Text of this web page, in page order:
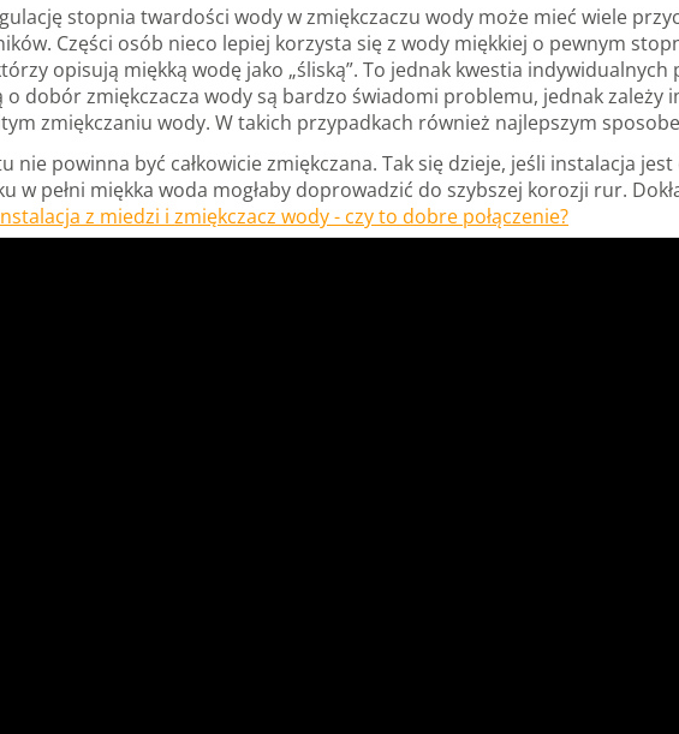
stopnia twardości wody w zmiękczaczu wody może mieć wiele
Części osób nieco lepiej korzysta się z wody miękkiej o pewnym
opisują miękką wodę jako „śliską”. To jednak kwestia indywidualnych
o dobór zmiękczacza wody są bardzo świadomi problemu, jednak
zmiękczaniu wody. W takich przypadkach również najlepszym
nie powinna być całkowicie zmiękczana. Tak się dzieje, jeśli instalacja
w pełni miękka woda mogłaby doprowadzić do szybszej korozji rur.
z miedzi i zmiękczacz wody - czy to dobre połączenie?